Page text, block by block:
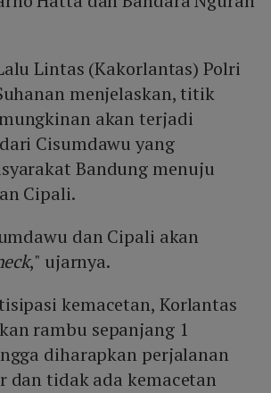
Lintas (Kakorlantas) Polri
menjelaskan, titik
akan terjadi
Cisumdawu yang
Bandung menuju
Cipali.
dan Cipali akan
," ujarnya.
kemacetan, Korlantas
rambu sepanjang 1
diharapkan perjalanan
dan tidak ada kemacetan